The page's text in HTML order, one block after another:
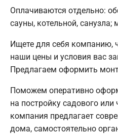
Оплачиваются отдельно:
сауны, котельной,
Ищете для себя компанию,
наши цены и условия вас
Предлагаем оформить
Поможем оперативно
на постройку садового
компания предлагает
дома, самостоятельно